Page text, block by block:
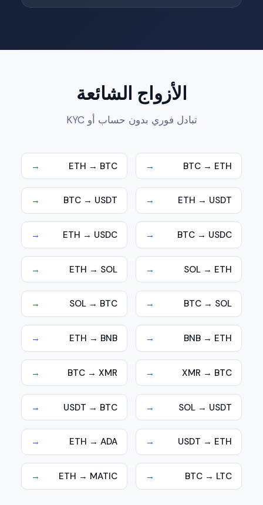
الأزواج الشائعة
تبادل فوري بدون حساب أو KYC
BTC → ETH
→
ETH → BTC
→
ETH → USDT
→
BTC → USDT
→
BTC → USDC
→
ETH → USDC
→
SOL → ETH
→
ETH → SOL
→
BTC → SOL
→
SOL → BTC
→
BNB → ETH
→
ETH → BNB
→
XMR → BTC
→
BTC → XMR
→
SOL → USDT
→
USDT → BTC
→
USDT → ETH
→
ETH → ADA
→
BTC → LTC
→
ETH → MATIC
→